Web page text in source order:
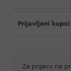
Prijavljeni
Za prijavu na